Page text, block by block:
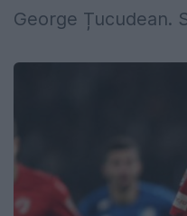
George Țucudean.